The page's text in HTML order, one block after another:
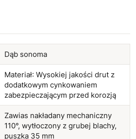
Dąb sonoma
Materiał: Wysokiej jakości drut z
dodatkowym cynkowaniem
zabezpieczającym przed korozją
Zawias nakładany mechaniczny
110°, wytłoczony z grubej blachy,
puszka 35 mm